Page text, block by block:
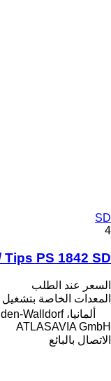
SD
4
Tips PS 1842 SD
السعر عند الطلب
المعدات الخاصة
ألمانيا، Mörfelden-Walldorf
ATLASAVIA GmbH
الاتصال بالبائع